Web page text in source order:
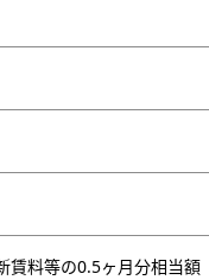
料等の0.5ヶ月分相当額